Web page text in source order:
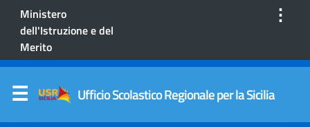
Ministero
dell'Istruzione e del
Merito
⋮
Ufficio Scolastico Regionale per la Sicilia